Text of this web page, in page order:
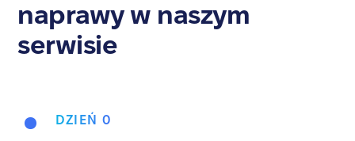
naprawy w naszym
serwisie
DZIEŃ 0